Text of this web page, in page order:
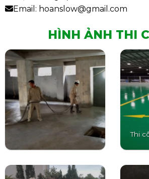
Email: hoanslow@gmail.com
HÌNH ẢNH THI
Thi